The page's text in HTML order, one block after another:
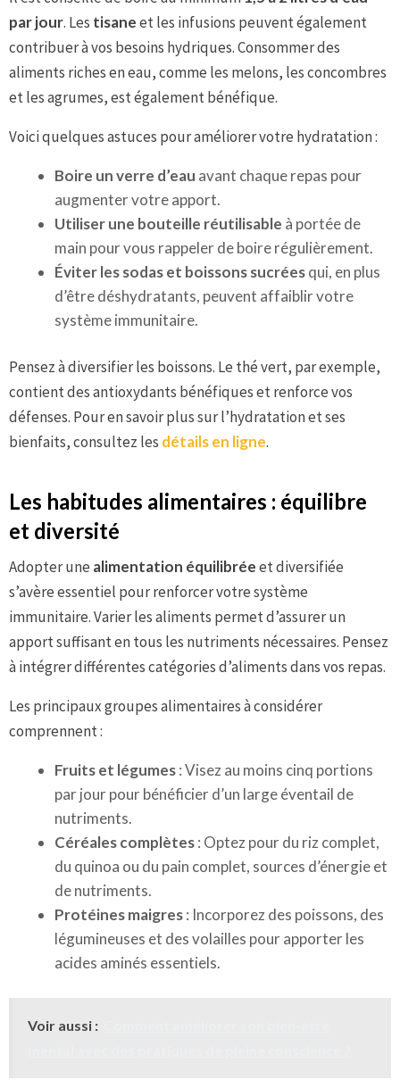
par jour. Les tisaneet les infusions peuvent également
contribuer à vos besoins hydriques. Consommer des
aliments riches en eau, comme les melons, les concombres
et les agrumes, est également bénéfique.
Voici quelques astuces pour améliorer votre hydratation :
Boire un verre d’eau avant chaque repas pour
augmenter votre apport.
Utiliser une bouteille réutilisable à portée de
main pour vous rappeler de boire régulièrement.
Éviter les sodas et boissons sucréesqui, en plus
d’être déshydratants, peuvent affaiblir votre
système immunitaire.
Pensez à diversifier les boissons. Le thé vert, par exemple,
contient des antioxydants bénéfiques et renforce vos
défenses. Pour en savoir plus sur l’hydratation et ses
bienfaits, consultez les détails en ligne.
Les habitudes alimentaires : équilibre
et diversité
Adopter une alimentation équilibréeet diversifiée
s’avère essentiel pour renforcer votre système
immunitaire. Varier les aliments permet d’assurer un
apport suffisant en tous les nutriments nécessaires. Pensez
à intégrer différentes catégories d’aliments dans vos repas.
Les principaux groupes alimentaires à considérer
comprennent :
Fruits et légumes: Visez au moins cinq portions
par jour pour bénéficier d’un large éventail de
nutriments.
Céréales complètes: Optez pour du riz complet,
du quinoa ou du pain complet, sources d’énergie et
de nutriments.
Protéines maigres: Incorporez des poissons, des
légumineuses et des volailles pour apporter les
acides aminés essentiels.
Voir aussi :